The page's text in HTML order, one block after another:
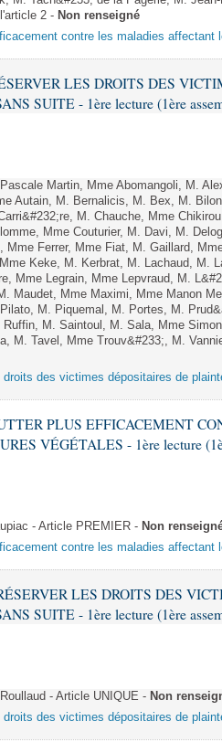
2 - Non renseigné
contre les maladies affectant
LES DROITS DES
SUITE - 1ère lecture (1ère
Martin, Mme Abomangoli, M.
Autain, M. Bernalicis, M. Bex, M.
M. Chauche, Mme
Mme Couturier, M. Davi, M.
Mme Ferrer, Mme Fiat, M. Gaillard,
Keke, M. Kerbrat, M. Lachaud, M.
Mme Legrain, Mme Lepvraud, M.
Maudet, Mme Maximi, Mme Manon
M. Piquemal, M. Portes, M.
Ruffin, M. Saintoul, M. Sala, Mme
M. Tavel, Mme Trouv&#233;, M.
des victimes dépositaires de
PLUS EFFICACEMENT
VÉGÉTALES - 1ère lecture
- Article PREMIER - Non
contre les maladies affectant
LES DROITS DES
SUITE - 1ère lecture (1ère
- Article UNIQUE - Non
des victimes dépositaires de